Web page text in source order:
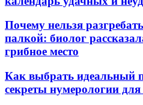
Почему нельзя
палкой: биолог
грибное место
Как выбрать идеальный
секреты нумерологии для